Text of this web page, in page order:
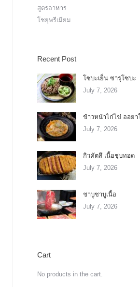
สูตรอาหาร
โชยุพรีเมียม
Recent Post
โซบะเย็น ซารุโซบะ
July 7, 2026
ข้าวหน้าไก่ไข่ ออยา
July 7, 2026
กิวคัตสึ เนื้อชุบทอด
July 7, 2026
ชาบูชาบูเนื้อ
July 7, 2026
Cart
No products in the cart.